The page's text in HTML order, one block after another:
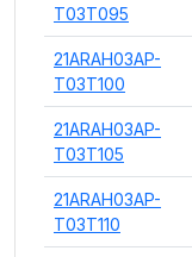
T03T095
21ARAH03AP-
T03T100
21ARAH03AP-
T03T105
21ARAH03AP-
T03T110